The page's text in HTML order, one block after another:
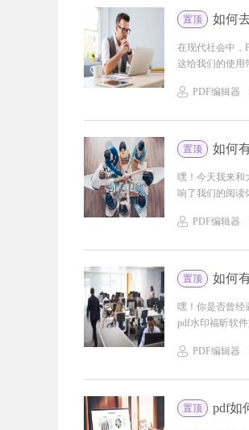
置顶 如何
在现代社会中，
这给我们的使用
PDF编辑器
置顶 如何
嘿！今天我来和
响了我们的阅读
PDF编辑器
置顶 如何
嘿！你是否曾经
pdf水印福昕软
PDF编辑器
置顶 pdf如